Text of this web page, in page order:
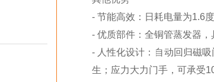
- 节能高效：日耗电量为1.6
- 优质部件：全铜管蒸发器
- 人性化设计：自动回归磁
生；应力大力门手，可承受